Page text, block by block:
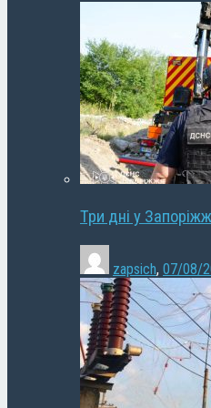
Три дні у
zapsich, 07/08/